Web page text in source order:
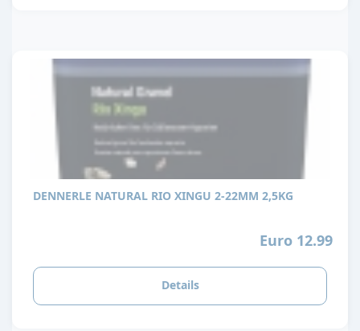
DENNERLE NATURAL RIO XINGU 2-22MM 2,5KG
Euro 12.99
Details